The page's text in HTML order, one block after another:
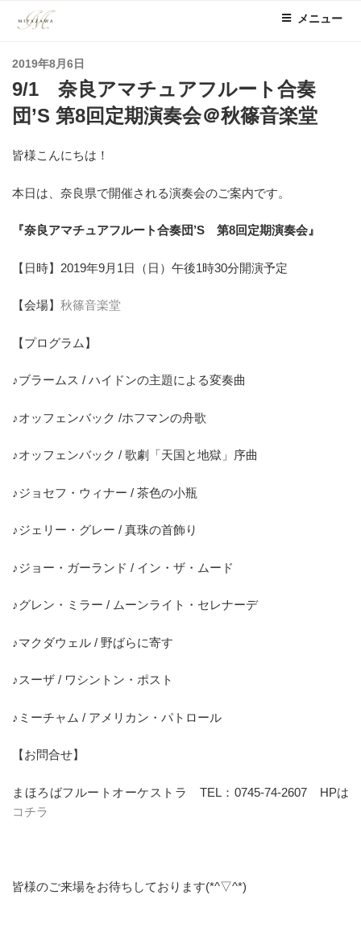
メニュー
投
稿
日:
2019年8月6日
9/1 奈良アマチュアフルート合奏
団’S 第8回定期演奏会＠秋篠音楽堂
皆様こんにちは！
本日は、奈良県で開催される演奏会のご案内です。
『奈良アマチュアフルート合奏団’S 第8回定期演奏会』
【日時】2019年9月1日（日）午後1時30分開演予定
【会場】 秋篠音楽堂
【プログラム】
♪ブラームス / ハイドンの主題による変奏曲
♪オッフェンバック /ホフマンの舟歌
♪オッフェンバック / 歌劇「天国と地獄」序曲
♪ジョセフ・ウィナー / 茶色の小瓶
♪ジェリー・グレー / 真珠の首飾り
♪ジョー・ガーランド / イン・ザ・ムード
♪グレン・ミラー / ムーンライト・セレナーデ
♪マクダウェル / 野ばらに寄す
♪スーザ / ワシントン・ポスト
♪ミーチャム / アメリカン・パトロール
【お問合せ】
まほろばフルートオーケストラ TEL：0745-74-2607 HPは
コチラ
皆様のご来場をお待ちしております(*^▽^*)